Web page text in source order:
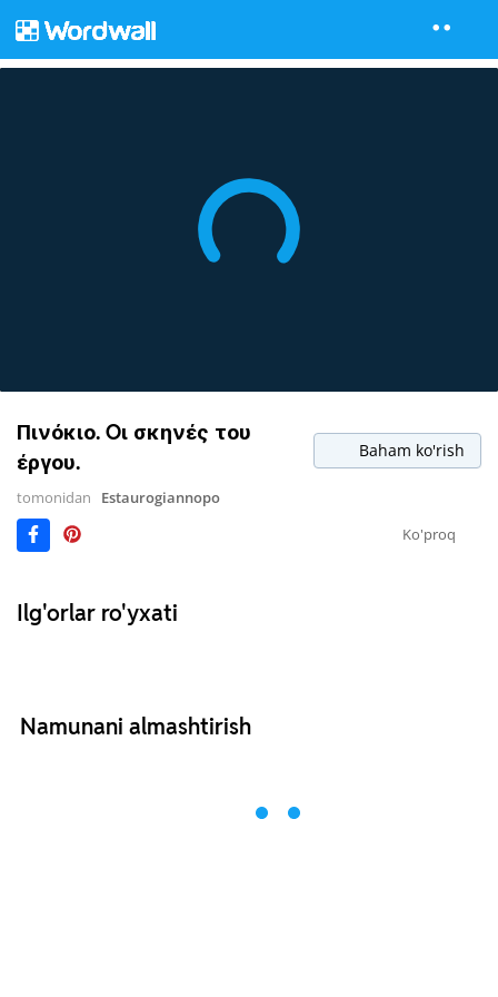
Πινόκιο. Oι σκηνές του
έργου.
Baham ko'rish
tomonidan
Estaurogiannopo
Ko'proq
Ilg'orlar ro'yxati
Namunani almashtirish